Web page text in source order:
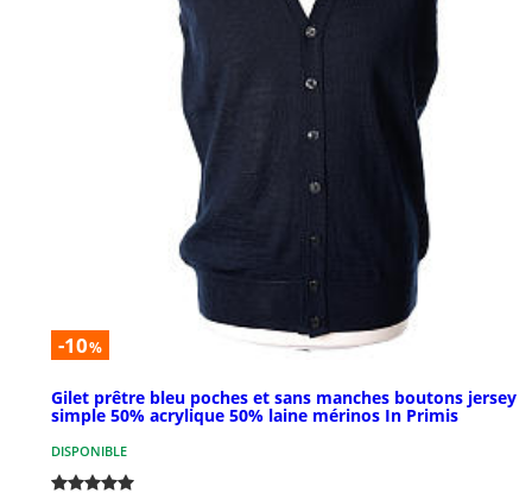
-10%
Gilet prêtre bleu poches et sans manches boutons jersey
simple 50% acrylique 50% laine mérinos In Primis
DISPONIBLE